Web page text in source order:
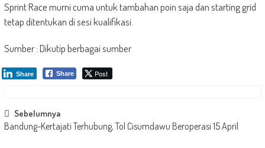
Sprint Race murni cuma untuk tambahan poin saja dan starting grid
tetap ditentukan di sesi kualifikasi.
Sumber : Dikutip berbagai sumber
Share Post
Share
Post
navigation
Sebelumnya
Bandung-Kertajati Terhubung, Tol Cisumdawu Beroperasi 15 April